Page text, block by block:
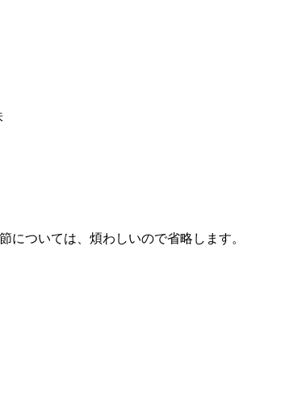
ついては、煩わしいので省略します。